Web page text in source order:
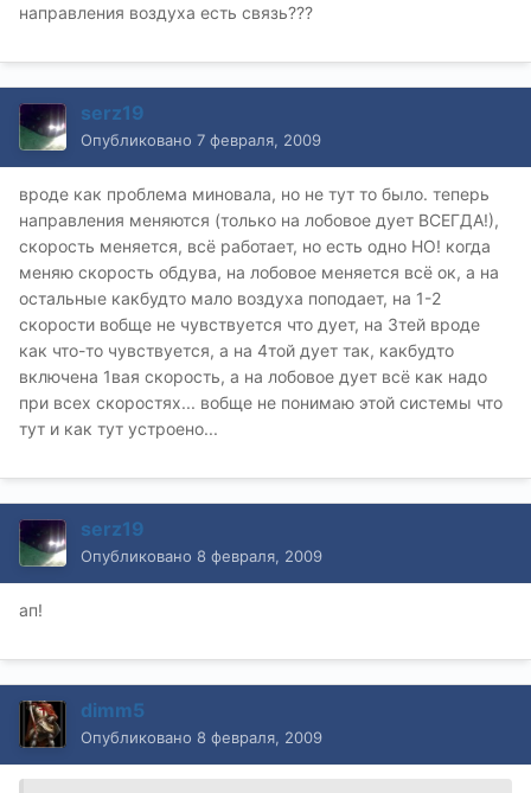
направления воздуха есть связь???
serz19
Опубликовано 7 февраля, 2009
вроде как проблема миновала, но не тут то было. теперь
направления меняются (только на лобовое дует ВСЕГДА!),
скорость меняется, всё работает, но есть одно НО! когда
меняю скорость обдува, на лобовое меняется всё ок, а на
остальные какбудто мало воздуха поподает, на 1-2
скорости вобще не чувствуется что дует, на 3тей вроде
как что-то чувствуется, а на 4той дует так, какбудто
включена 1вая скорость, а на лобовое дует всё как надо
при всех скоростях... вобще не понимаю этой системы что
тут и как тут устроено...
serz19
Опубликовано 8 февраля, 2009
ап!
dimm5
Опубликовано 8 февраля, 2009